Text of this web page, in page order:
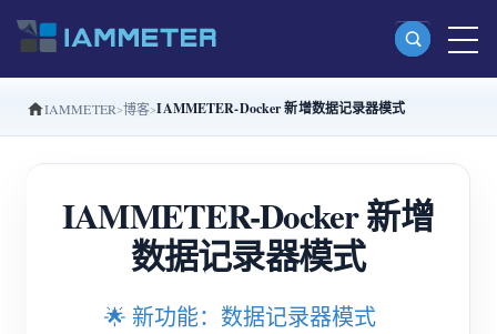
产品
单相 Wi-Fi 电能表 (WEM3080)
分相 Wi-Fi 电能表 (WEM2067)
三相 Wi-Fi 电能表 (WEM3080T)
IAMMETER 博客 IAMMETER-Docker 新增数据记录器模式
IAMMETER-Docker 新增
数据记录器模式
🌟 新功能：数据记录器模式